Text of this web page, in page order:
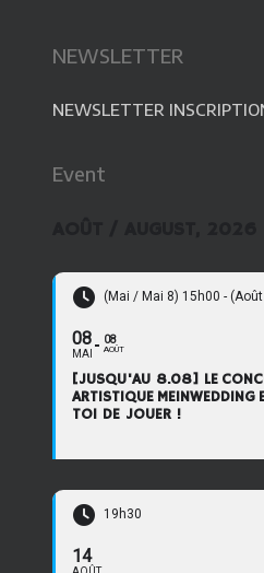
NEWSLETTER
NEWSLETTER
Event
(Mai / Mai 8) 15h00 -
08
MAI
08
AOÛT
[JUSQU'AU 8.08] LE
ARTISTIQUE MEINWEDDING
TOI DE JOUER !
19h30
14